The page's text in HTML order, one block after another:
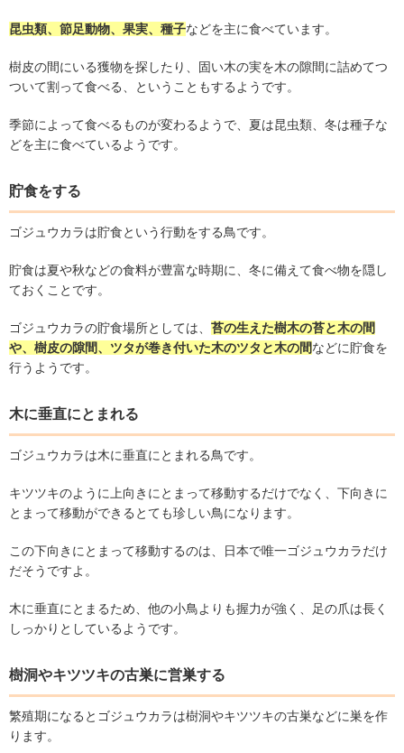
昆虫類、節足動物、果実、種子などを主に食べています。
樹皮の間にいる獲物を探したり、固い木の実を木の隙間に詰めてつ
ついて割って食べる、ということもするようです。
季節によって食べるものが変わるようで、夏は昆虫類、冬は種子な
どを主に食べているようです。
貯食をする
ゴジュウカラは貯食という行動をする鳥です。
貯食は夏や秋などの食料が豊富な時期に、冬に備えて食べ物を隠し
ておくことです。
ゴジュウカラの貯食場所としては、 苔の生えた樹木の苔と木の間
や、樹皮の隙間、ツタが巻き付いた木のツタと木の間などに貯食を
行うようです。
木に垂直にとまれる
ゴジュウカラは木に垂直にとまれる鳥です。
キツツキのように上向きにとまって移動するだけでなく、下向きに
とまって移動ができるとても珍しい鳥になります。
この下向きにとまって移動するのは、日本で唯一ゴジュウカラだけ
だそうですよ。
木に垂直にとまるため、他の小鳥よりも握力が強く、足の爪は長く
しっかりとしているようです。
樹洞やキツツキの古巣に営巣する
繁殖期になるとゴジュウカラは樹洞やキツツキの古巣などに巣を作
ります。